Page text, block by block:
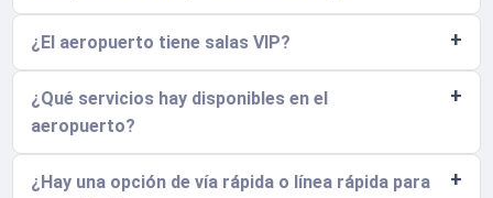
¿El aeropuerto tiene salas VIP?
¿Qué servicios hay disponibles en el
aeropuerto?
¿Hay una opción de vía rápida o línea rápida para